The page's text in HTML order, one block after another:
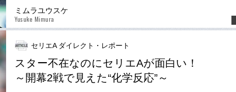
ミムラユウスケ
Yusuke Mimura
セリエA ダイレクト・レポート
スター不在なのにセリエAが面白い！
～開幕2戦で見えた“化学反応”～